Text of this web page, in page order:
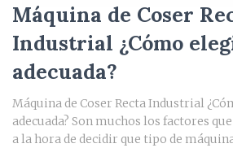
Máquina de Coser
Industrial ¿Cómo
adecuada?
Máquina de Coser Recta Industrial
adecuada? Son muchos los factores
a la hora de decidir que tipo de